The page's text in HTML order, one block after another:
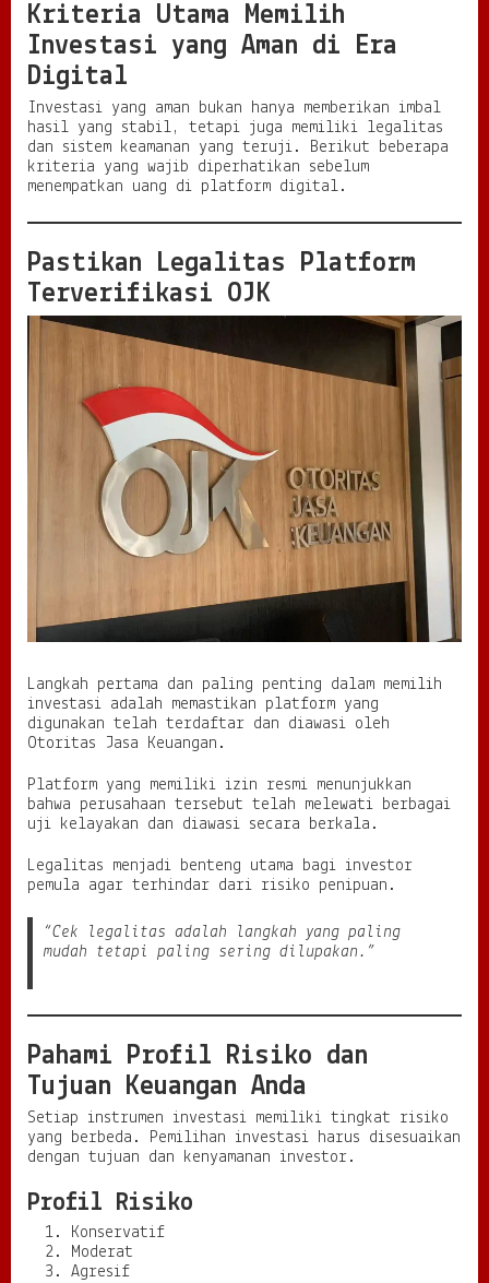
Kriteria Utama Memilih
Investasi yang Aman di Era
Digital
Investasi yang aman bukan hanya memberikan imbal
hasil yang stabil, tetapi juga memiliki legalitas
dan sistem keamanan yang teruji. Berikut beberapa
kriteria yang wajib diperhatikan sebelum
menempatkan uang di platform digital.
Pastikan Legalitas Platform
Terverifikasi OJK
Langkah pertama dan paling penting dalam memilih
investasi adalah memastikan platform yang
digunakan telah terdaftar dan diawasi oleh
Otoritas Jasa Keuangan.
Platform yang memiliki izin resmi menunjukkan
bahwa perusahaan tersebut telah melewati berbagai
uji kelayakan dan diawasi secara berkala.
Legalitas menjadi benteng utama bagi investor
pemula agar terhindar dari risiko penipuan.
“Cek legalitas adalah langkah yang paling
mudah tetapi paling sering dilupakan.”
Pahami Profil Risiko dan
Tujuan Keuangan Anda
Setiap instrumen investasi memiliki tingkat risiko
yang berbeda. Pemilihan investasi harus disesuaikan
dengan tujuan dan kenyamanan investor.
Profil Risiko
Konservatif
Moderat
Agresif